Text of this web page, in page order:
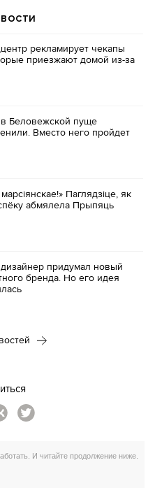
рекламирует чекапы
приезжают домой из-за
Беловежской пуще
Вместо него пройдет
Паглядзіце, як
абмялела Прыпяць
придумал новый
бренда. Но его идея